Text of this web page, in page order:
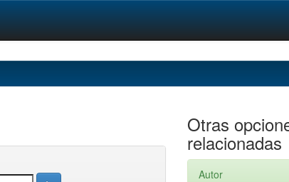
Otras
relacionadas
Autor